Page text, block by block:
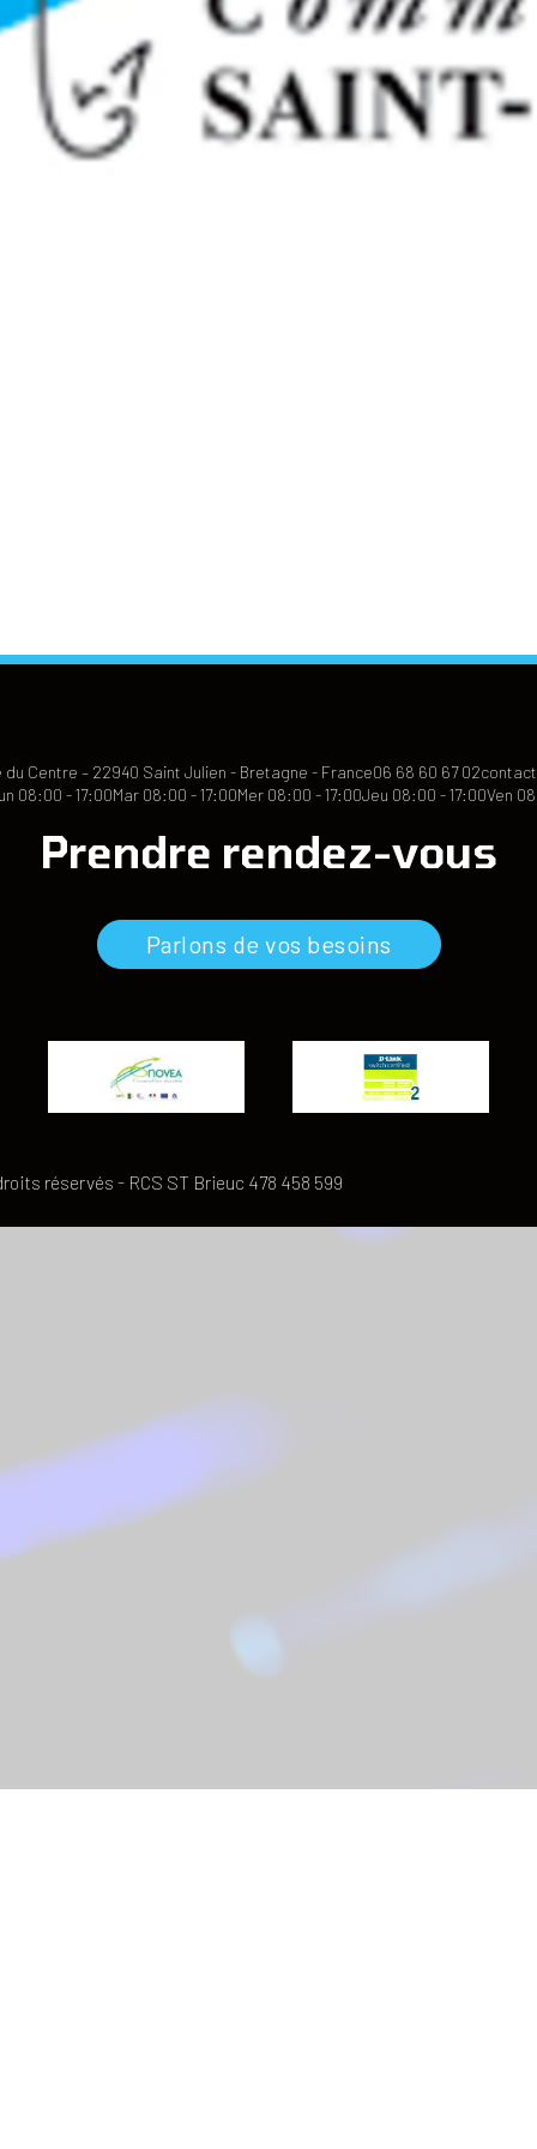
du Centre – 22940 Saint Julien - Bretagne - France06 68 60 67 02
08:00 - 17:00Mar 08:00 - 17:00Mer 08:00 - 17:00Jeu 08:00 - 17:00Ven
Prendre rendez-vous
Parlons de vos besoins
réservés - RCS ST Brieuc 478 458 599